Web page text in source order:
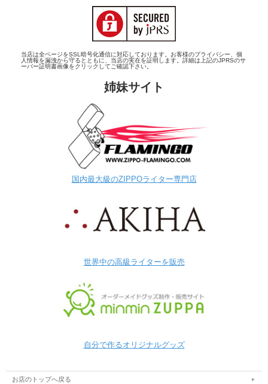
当店は全ページをSSL暗号化通信に対応しております。お客様のプライバシー、個
人情報を漏洩から守るとともに、当店の実在を証明します。詳細は上記のJPRSのサ
ーバー証明書画像をクリックしてご確認下さい。
姉妹サイト
国内最大級のZIPPOライター専門店
世界中の高級ライターを販売
自分で作るオリジナルグッズ
お店のトップへ戻る